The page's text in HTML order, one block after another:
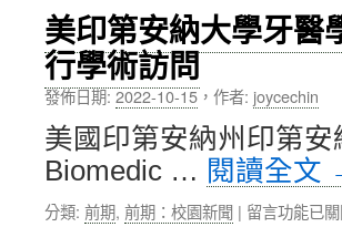
16
屆
長〉
中
舉
辦
「以
物
質
地
調
整
飲
學
院
保
營
養
學
系
夏
詩
美印第安納大學牙醫
行學術訪問
發佈日期:2022-10-15， 作者: joycechin
美國印第安納州印第
Biomedic … 閱讀全文
分類: 前期, 前期：校園新聞 | 在
留言功能已